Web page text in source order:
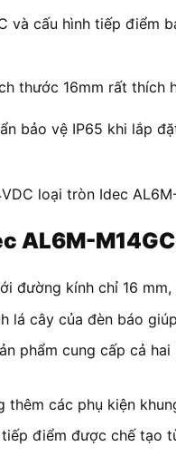
và cấu hình tiếp điểm
thước 16mm rất
bảo vệ IP65 khi lắp
loại tròn Idec
AL6M-M14GC
đường kính chỉ 16
lá cây của đèn báo
phẩm cung cấp cả
thêm các phụ kiện
điểm được chế tạo